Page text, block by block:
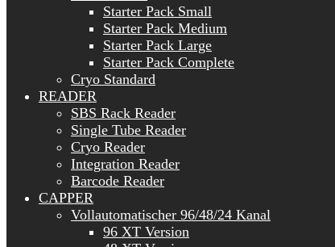
Starter Pack Small
Starter Pack Medium
Starter Pack Large
Starter Pack Complete
Cryo Standard
READER
SBS Rack Reader
Single Tube Reader
Cryo Reader
Integration Reader
Barcode Reader
CAPPER
Vollautomatischer 96/48/24 Kanal
96 XT Version